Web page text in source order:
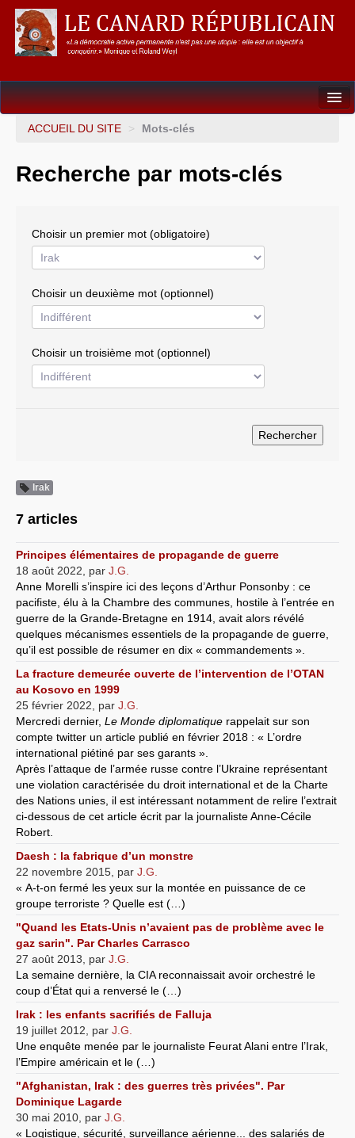
Dossiers
Gouvernance mondiale & mondialisation
Résistances
Systèmes & société sous contrôle
ACCUEIL DU SITE > Mots-clés
Recherche par mots-clés
Choisir un premier mot (obligatoire)
Choisir un deuxième mot (optionnel)
Choisir un troisième mot (optionnel)
Irak
7 articles
Principes élémentaires de propagande de guerre
18 août 2022
par J.G.
Anne Morelli s’inspire ici des leçons d’Arthur Ponsonby : ce
pacifiste, élu à la Chambre des communes, hostile à l’entrée en
guerre de la Grande-Bretagne en 1914, avait alors révélé
quelques mécanismes essentiels de la propagande de guerre,
qu’il est possible de résumer en dix « commandements ».
La fracture demeurée ouverte de l’intervention de l’OTAN
au Kosovo en 1999
25 février 2022
par J.G.
Mercredi dernier, Le Monde diplomatique rappelait sur son
compte twitter un article publié en février 2018 : « L’ordre
international piétiné par ses garants ».
Après l’attaque de l’armée russe contre l’Ukraine représentant
une violation caractérisée du droit international et de la Charte
des Nations unies, il est intéressant notamment de relire l’extrait
ci-dessous de cet article écrit par la journaliste Anne-Cécile
Robert.
Daesh : la fabrique d’un monstre
22 novembre 2015 par J.G.
« A-t-on fermé les yeux sur la montée en puissance de ce
groupe terroriste ? Quelle est (…)
"Quand les Etats-Unis n’avaient pas de problème avec le
gaz sarin". Par Charles Carrasco
27 août 2013
par J.G.
La semaine dernière, la CIA reconnaissait avoir orchestré le
coup d’État qui a renversé le (…)
Irak : les enfants sacrifiés de Falluja
19 juillet 2012
par J.G.
Une enquête menée par le journaliste Feurat Alani entre l’Irak,
l’Empire américain et le (…)
"Afghanistan, Irak : des guerres très privées". Par
Dominique Lagarde
30 mai 2010 par J.G.
« Logistique, sécurité, surveillance aérienne... des salariés de